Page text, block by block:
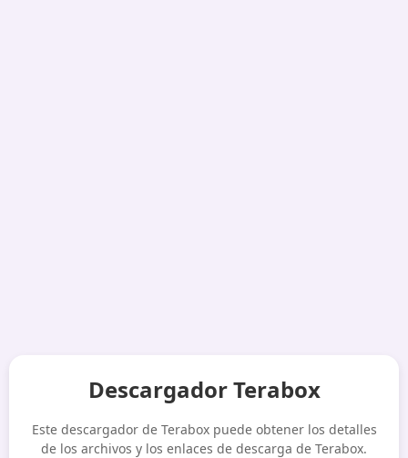
Descargador Terabox
Este descargador de Terabox puede obtener los detalles
de los archivos y los enlaces de descarga de Terabox.